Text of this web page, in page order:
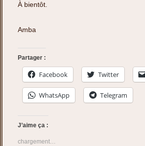
À bientôt.
Amba
Partager :
Facebook Twitter
WhatsApp Telegram
J’aime ça :
chargement…